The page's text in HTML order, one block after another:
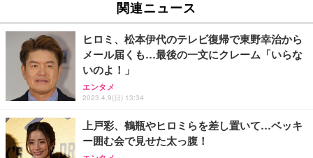
関連ニュース
ヒロミ、松本伊代のテレビ復帰で東野幸治から
メール届くも…最後の一文にクレーム「いらな
いのよ！」
エンタメ
2023.4.9(日) 13:34
上戸彩、鶴瓶やヒロミらを差し置いて…ベッキ
ー囲む会で見せた太っ腹！